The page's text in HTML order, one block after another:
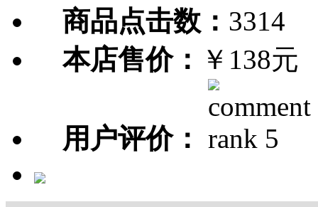
商品点击数： 3314
本店售价： ￥138元
用户评价：